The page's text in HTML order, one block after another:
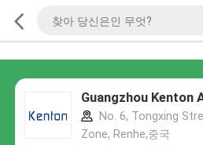
Guangzhou Kenton
No. 6, Tongxing
Zone, Renhe,중국